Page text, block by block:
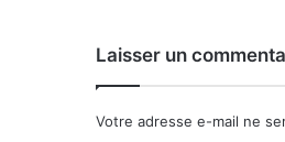
t
f
a
c
Laisser un
Votre adresse e-mail ne